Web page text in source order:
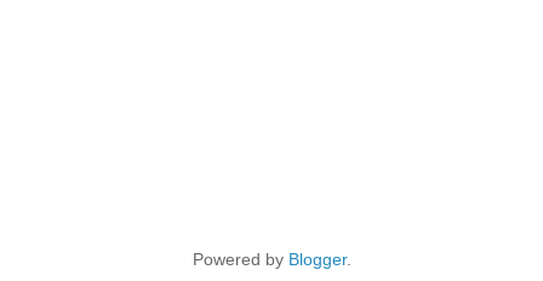
Powered by Blogger.